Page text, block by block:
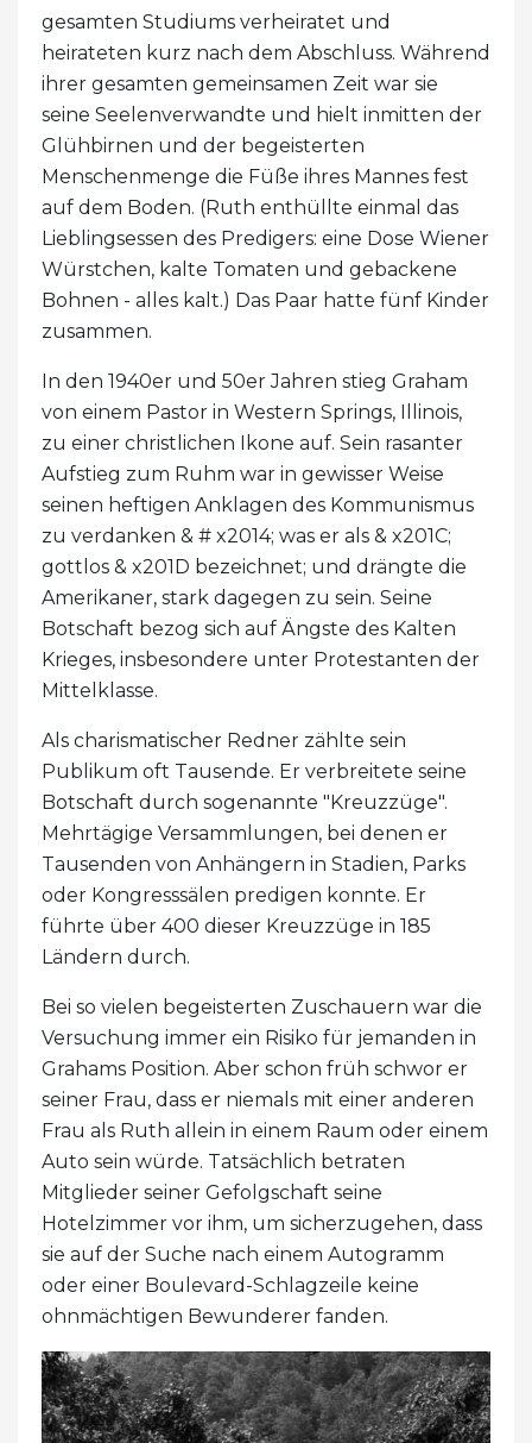
gesamten Studiums verheiratet und
heirateten kurz nach dem Abschluss. Während
ihrer gesamten gemeinsamen Zeit war sie
seine Seelenverwandte und hielt inmitten der
Glühbirnen und der begeisterten
Menschenmenge die Füße ihres Mannes fest
auf dem Boden. (Ruth enthüllte einmal das
Lieblingsessen des Predigers: eine Dose Wiener
Würstchen, kalte Tomaten und gebackene
Bohnen - alles kalt.) Das Paar hatte fünf Kinder
zusammen.
In den 1940er und 50er Jahren stieg Graham
von einem Pastor in Western Springs, Illinois,
zu einer christlichen Ikone auf. Sein rasanter
Aufstieg zum Ruhm war in gewisser Weise
seinen heftigen Anklagen des Kommunismus
zu verdanken & # x2014; was er als & x201C;
gottlos & x201D bezeichnet; und drängte die
Amerikaner, stark dagegen zu sein. Seine
Botschaft bezog sich auf Ängste des Kalten
Krieges, insbesondere unter Protestanten der
Mittelklasse.
Als charismatischer Redner zählte sein
Publikum oft Tausende. Er verbreitete seine
Botschaft durch sogenannte "Kreuzzüge".
Mehrtägige Versammlungen, bei denen er
Tausenden von Anhängern in Stadien, Parks
oder Kongresssälen predigen konnte. Er
führte über 400 dieser Kreuzzüge in 185
Ländern durch.
Bei so vielen begeisterten Zuschauern war die
Versuchung immer ein Risiko für jemanden in
Grahams Position. Aber schon früh schwor er
seiner Frau, dass er niemals mit einer anderen
Frau als Ruth allein in einem Raum oder einem
Auto sein würde. Tatsächlich betraten
Mitglieder seiner Gefolgschaft seine
Hotelzimmer vor ihm, um sicherzugehen, dass
sie auf der Suche nach einem Autogramm
oder einer Boulevard-Schlagzeile keine
ohnmächtigen Bewunderer fanden.